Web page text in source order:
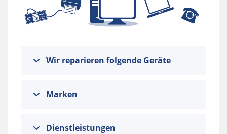
Wir reparieren folgende Geräte
Marken
Dienstleistungen